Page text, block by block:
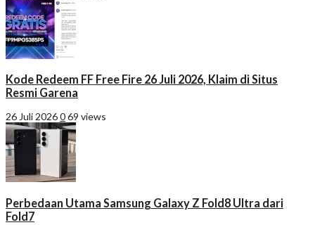
Kode Redeem FF Free Fire 26 Juli 2026, Klaim di Situs
Resmi Garena
26 Juli 2026069 views
Perbedaan Utama Samsung Galaxy Z Fold8 Ultra dari
Fold7